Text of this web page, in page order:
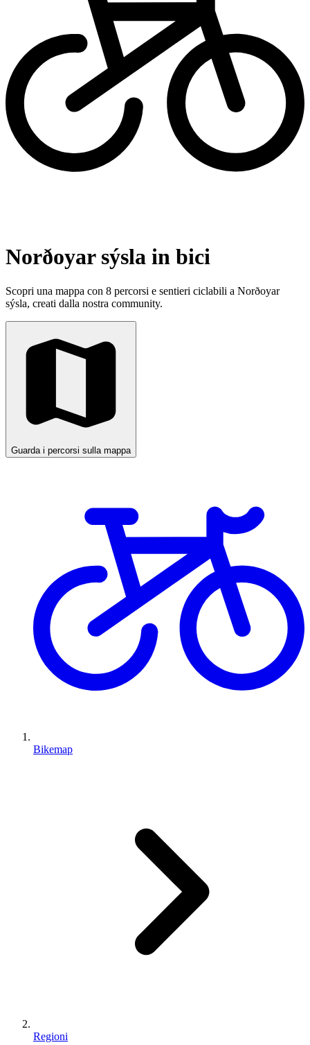
Norðoyar sýsla in bici
Scopri una mappa con 8 percorsi e sentieri ciclabili a Norðoyar
sýsla, creati dalla nostra community.
Guarda i percorsi sulla mappa
Bikemap
Regioni